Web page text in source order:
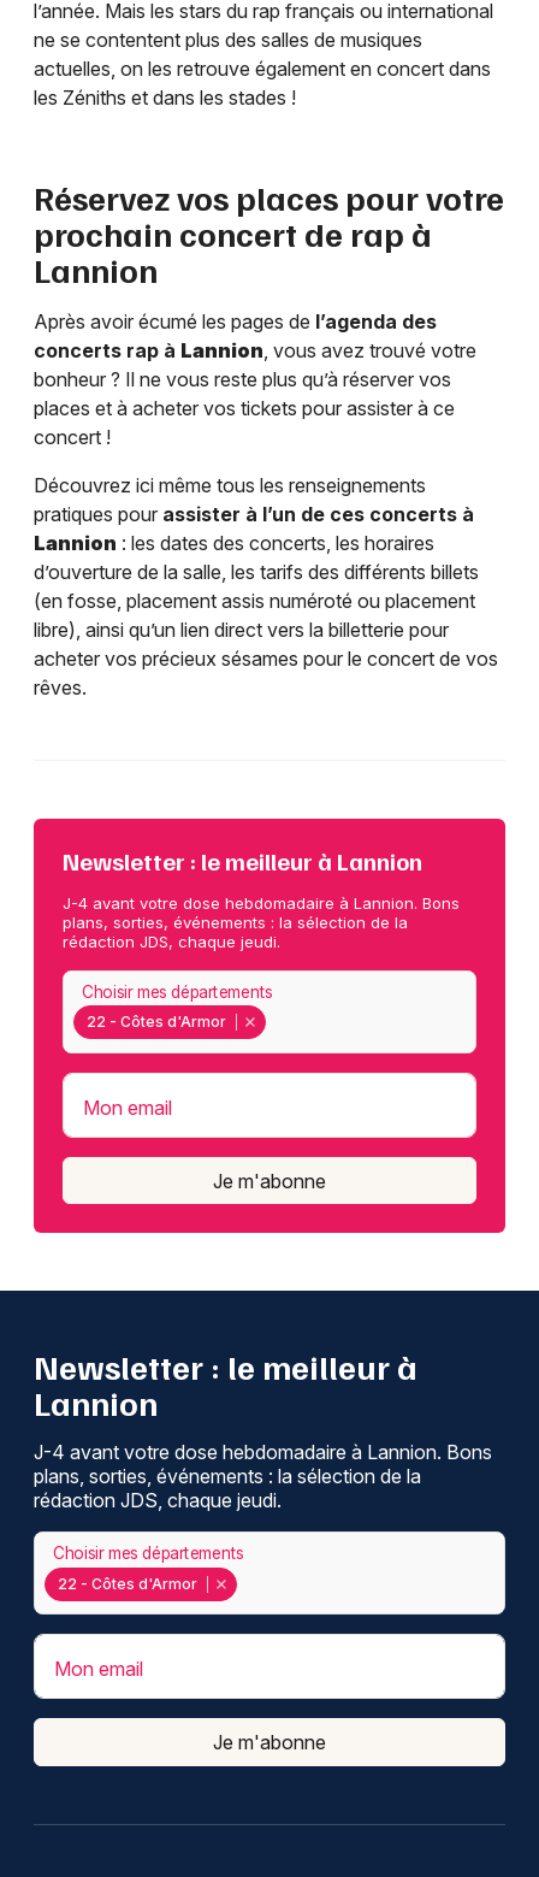
l’année. Mais les stars du rap français ou international
ne se contentent plus des salles de musiques
actuelles, on les retrouve également en concert dans
les Zéniths et dans les stades !
Réservez vos places pour votre
prochain concert de rap à
Lannion
Après avoir écumé les pages de l’agenda des
concerts rap à Lannion, vous avez trouvé votre
bonheur ? Il ne vous reste plus qu’à réserver vos
places et à acheter vos tickets pour assister à ce
concert !
Découvrez ici même tous les renseignements
pratiques pour assister à l’un de ces concerts à
Lannion : les dates des concerts, les horaires
d’ouverture de la salle, les tarifs des différents billets
(en fosse, placement assis numéroté ou placement
libre), ainsi qu’un lien direct vers la billetterie pour
acheter vos précieux sésames pour le concert de vos
rêves.
Newsletter : le meilleur à Lannion
J-4 avant votre dose hebdomadaire à Lannion. Bons
plans, sorties, événements : la sélection de la
rédaction JDS, chaque jeudi.
22 - Côtes d'Armor
Choisir mes départements
Mon email
Je m'abonne
Newsletter : le meilleur à
Lannion
J-4 avant votre dose hebdomadaire à Lannion. Bons
plans, sorties, événements : la sélection de la
rédaction JDS, chaque jeudi.
22 - Côtes d'Armor
Choisir mes départements
Mon email
Je m'abonne